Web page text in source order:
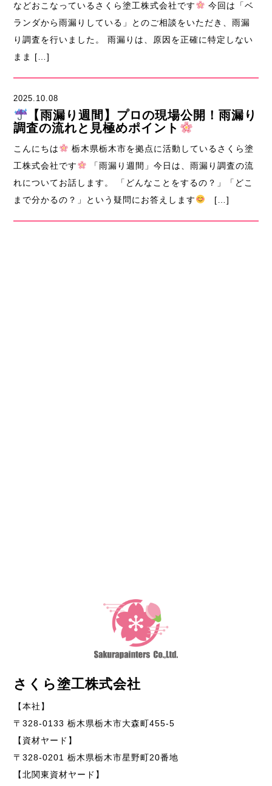
などおこなっているさくら塗工株式会社です
今回は「ベ
ランダから雨漏りしている」とのご相談をいただき、雨漏
り調査を行いました。 雨漏りは、原因を正確に特定しない
まま […]
2025.10.08
【雨漏り週間】プロの現場公開！雨漏り
調査の流れと見極めポイント
こんにちは
栃木県栃木市を拠点に活動しているさくら塗
工株式会社です
「雨漏り週間」今日は、雨漏り調査の流
れについてお話します。 「どんなことをするの？」「どこ
まで分かるの？」という疑問にお答えします
[…]
さくら塗工株式会社
【本社】
〒328-0133 栃木県栃木市大森町455-5
【資材ヤード】
〒328-0201 栃木県栃木市星野町20番地
【北関東資材ヤード】